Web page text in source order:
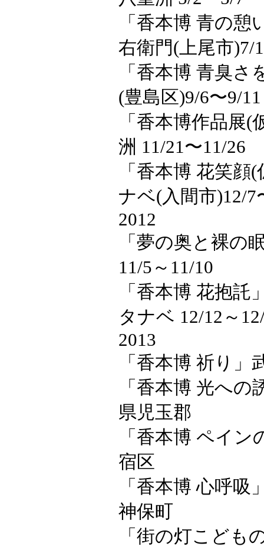
「香本博 青の
右衛門(上尾市)7/
「香本博 青臭
(豊島区)9/6〜9/11
「香本博作品展(
洲 11/21〜11/26
「香本博 花笑
ナベ(入間市)12/7
2012
「夢の奥と裸の
11/5～11/10
「香本博 花抱
タナベ 12/12～
2013
「香本博 祈り」
「香本博 光へ
県児玉郡
「香本博 ペイ
宿区
「香本博 心呼
神保町
「街の灯こども